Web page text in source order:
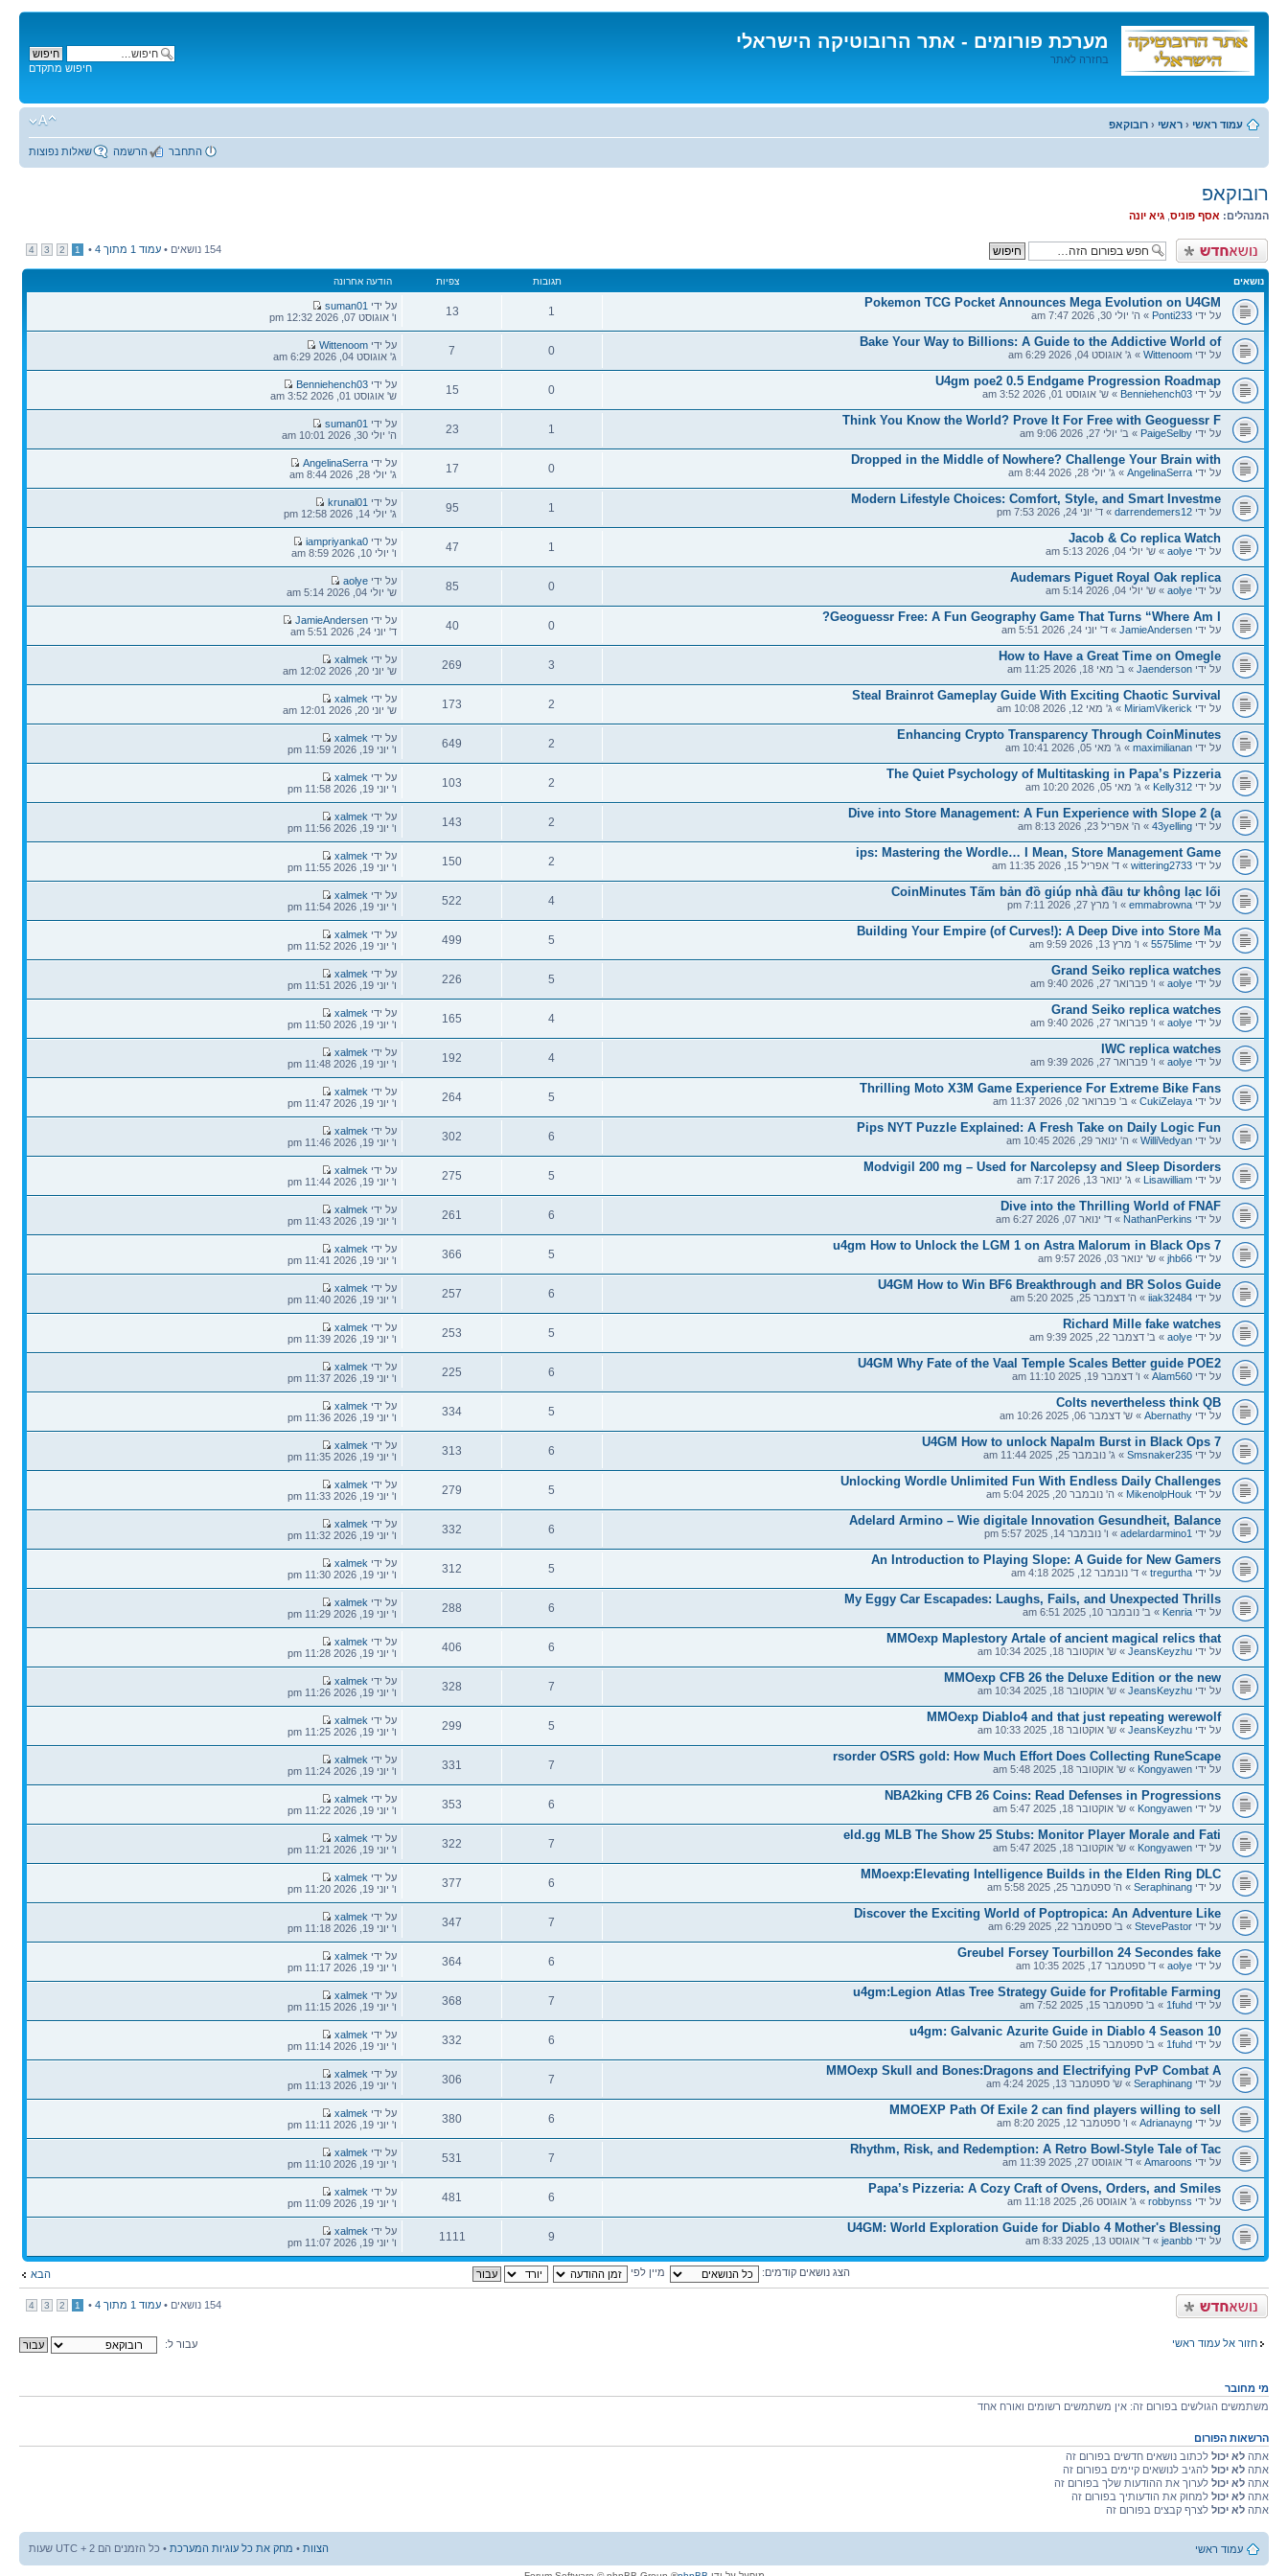
מערכת פורומים - אתר הרובוטיקה הישראלי
בחזרה לאתר
לתוכן
חיפוש מתקדם
עמוד ראשי ‹ ראשי ‹ רובוקאפ
שאלות נפוצות הרשמה התחבר
רובוקאפ
המנהלים: אסף פוניס גיא יונה
פרסם נושא חדש 154 נושאים • עמוד 1 מתוך 4
•
1
2
3
4
נושאים תגובות צפיות הודעה אחרונה
Pokemon TCG Pocket Announces Mega Evolution on U4GM
על ידי Ponti233 » ה' יולי 30, 2026 7:47 am
1
תגובות
13
צפיות
הודעה
אחרונה
על ידי suman01
ו' אוגוסט 07, 2026 12:32 pm
Bake Your Way to Billions: A Guide to the Addictive World of
על ידי Wittenoom » ג' אוגוסט 04, 2026 6:29 am
0
תגובות
7
צפיות
הודעה
אחרונה
על ידי Wittenoom
ג' אוגוסט 04, 2026 6:29 am
U4gm poe2 0.5 Endgame Progression Roadmap
על ידי Benniehench03 » ש' אוגוסט 01, 2026 3:52 am
0
תגובות
15
צפיות
הודעה
אחרונה
על ידי Benniehench03
ש' אוגוסט 01, 2026 3:52 am
Think You Know the World? Prove It For Free with Geoguessr F
על ידי PaigeSelby » ב' יולי 27, 2026 9:06 am
1
תגובות
23
צפיות
הודעה
אחרונה
על ידי suman01
ה' יולי 30, 2026 10:01 am
Dropped in the Middle of Nowhere? Challenge Your Brain with
על ידי AngelinaSerra » ג' יולי 28, 2026 8:44 am
0
תגובות
17
צפיות
הודעה
אחרונה
על ידי AngelinaSerra
ג' יולי 28, 2026 8:44 am
Modern Lifestyle Choices: Comfort, Style, and Smart Investme
על ידי darrendemers12 » ד' יוני 24, 2026 7:53 pm
1
תגובות
95
צפיות
הודעה
אחרונה
על ידי krunal01
ג' יולי 14, 2026 12:58 pm
Jacob & Co replica Watch
על ידי aolye » ש' יולי 04, 2026 5:13 am
1
תגובות
47
צפיות
הודעה
אחרונה
על ידי iampriyanka0
ו' יולי 10, 2026 8:59 am
Audemars Piguet Royal Oak replica
על ידי aolye » ש' יולי 04, 2026 5:14 am
0
תגובות
85
צפיות
הודעה
אחרונה
על ידי aolye
ש' יולי 04, 2026 5:14 am
Geoguessr Free: A Fun Geography Game That Turns “Where Am I?
על ידי JamieAndersen » ד' יוני 24, 2026 5:51 am
0
תגובות
40
צפיות
הודעה
אחרונה
על ידי JamieAndersen
ד' יוני 24, 2026 5:51 am
How to Have a Great Time on Omegle
על ידי Jaenderson » ב' מאי 18, 2026 11:25 am
3
תגובות
269
צפיות
הודעה
אחרונה
על ידי xalmek
ש' יוני 20, 2026 12:02 am
Steal Brainrot Gameplay Guide With Exciting Chaotic Survival
על ידי MiriamVikerick » ג' מאי 12, 2026 10:08 am
2
תגובות
173
צפיות
הודעה
אחרונה
על ידי xalmek
ש' יוני 20, 2026 12:01 am
Enhancing Crypto Transparency Through CoinMinutes
על ידי maximilianan » ג' מאי 05, 2026 10:41 am
2
תגובות
649
צפיות
הודעה
אחרונה
על ידי xalmek
ו' יוני 19, 2026 11:59 pm
The Quiet Psychology of Multitasking in Papa’s Pizzeria
על ידי Kelly312 » ג' מאי 05, 2026 10:20 am
2
תגובות
103
צפיות
הודעה
אחרונה
על ידי xalmek
ו' יוני 19, 2026 11:58 pm
Dive into Store Management: A Fun Experience with Slope 2 (a
על ידי 43yelling » ה' אפריל 23, 2026 8:13 am
2
תגובות
143
צפיות
הודעה
אחרונה
על ידי xalmek
ו' יוני 19, 2026 11:56 pm
ips: Mastering the Wordle… I Mean, Store Management Game
על ידי wittering2733 » ד' אפריל 15, 2026 11:35 am
2
תגובות
150
צפיות
הודעה
אחרונה
על ידי xalmek
ו' יוני 19, 2026 11:55 pm
CoinMinutes Tấm bản đồ giúp nhà đầu tư không lạc lối
על ידי emmabrowna » ו' מרץ 27, 2026 7:11 pm
4
תגובות
522
צפיות
הודעה
אחרונה
על ידי xalmek
ו' יוני 19, 2026 11:54 pm
Building Your Empire (of Curves!): A Deep Dive into Store Ma
על ידי 5575lime » ו' מרץ 13, 2026 9:59 am
5
תגובות
499
צפיות
הודעה
אחרונה
על ידי xalmek
ו' יוני 19, 2026 11:52 pm
Grand Seiko replica watches
על ידי aolye » ו' פברואר 27, 2026 9:40 am
5
תגובות
226
צפיות
הודעה
אחרונה
על ידי xalmek
ו' יוני 19, 2026 11:51 pm
Grand Seiko replica watches
על ידי aolye » ו' פברואר 27, 2026 9:40 am
4
תגובות
165
צפיות
הודעה
אחרונה
על ידי xalmek
ו' יוני 19, 2026 11:50 pm
IWC replica watches
על ידי aolye » ו' פברואר 27, 2026 9:39 am
4
תגובות
192
צפיות
הודעה
אחרונה
על ידי xalmek
ו' יוני 19, 2026 11:48 pm
Thrilling Moto X3M Game Experience For Extreme Bike Fans
על ידי CukiZelaya » ב' פברואר 02, 2026 11:37 am
5
תגובות
264
צפיות
הודעה
אחרונה
על ידי xalmek
ו' יוני 19, 2026 11:47 pm
Pips NYT Puzzle Explained: A Fresh Take on Daily Logic Fun
על ידי WilliVedyan » ה' ינואר 29, 2026 10:45 am
6
תגובות
302
צפיות
הודעה
אחרונה
על ידי xalmek
ו' יוני 19, 2026 11:46 pm
Modvigil 200 mg – Used for Narcolepsy and Sleep Disorders
על ידי Lisawilliam » ג' ינואר 13, 2026 7:17 am
5
תגובות
275
צפיות
הודעה
אחרונה
על ידי xalmek
ו' יוני 19, 2026 11:44 pm
Dive into the Thrilling World of FNAF
על ידי NathanPerkins » ד' ינואר 07, 2026 6:27 am
6
תגובות
261
צפיות
הודעה
אחרונה
על ידי xalmek
ו' יוני 19, 2026 11:43 pm
u4gm How to Unlock the LGM 1 on Astra Malorum in Black Ops 7
על ידי jhb66 » ש' ינואר 03, 2026 9:57 am
5
תגובות
366
צפיות
הודעה
אחרונה
על ידי xalmek
ו' יוני 19, 2026 11:41 pm
U4GM How to Win BF6 Breakthrough and BR Solos Guide
על ידי iiak32484 » ה' דצמבר 25, 2025 5:20 am
6
תגובות
257
צפיות
הודעה
אחרונה
על ידי xalmek
ו' יוני 19, 2026 11:40 pm
Richard Mille fake watches
על ידי aolye » ב' דצמבר 22, 2025 9:39 am
5
תגובות
253
צפיות
הודעה
אחרונה
על ידי xalmek
ו' יוני 19, 2026 11:39 pm
U4GM Why Fate of the Vaal Temple Scales Better guide POE2
על ידי Alam560 » ו' דצמבר 19, 2025 11:10 am
6
תגובות
225
צפיות
הודעה
אחרונה
על ידי xalmek
ו' יוני 19, 2026 11:37 pm
Colts nevertheless think QB
על ידי Abernathy » ש' דצמבר 06, 2025 10:26 am
5
תגובות
334
צפיות
הודעה
אחרונה
על ידי xalmek
ו' יוני 19, 2026 11:36 pm
U4GM How to unlock Napalm Burst in Black Ops 7
על ידי Smsnaker235 » ג' נובמבר 25, 2025 11:44 am
6
תגובות
313
צפיות
הודעה
אחרונה
על ידי xalmek
ו' יוני 19, 2026 11:35 pm
Unlocking Wordle Unlimited Fun With Endless Daily Challenges
על ידי MikenolpHouk » ה' נובמבר 20, 2025 5:04 am
5
תגובות
279
צפיות
הודעה
אחרונה
על ידי xalmek
ו' יוני 19, 2026 11:33 pm
Adelard Armino – Wie digitale Innovation Gesundheit, Balance
על ידי adelardarmino1 » ו' נובמבר 14, 2025 5:57 pm
6
תגובות
332
צפיות
הודעה
אחרונה
על ידי xalmek
ו' יוני 19, 2026 11:32 pm
An Introduction to Playing Slope: A Guide for New Gamers
על ידי tregurtha » ד' נובמבר 12, 2025 4:18 am
5
תגובות
312
צפיות
הודעה
אחרונה
על ידי xalmek
ו' יוני 19, 2026 11:30 pm
My Eggy Car Escapades: Laughs, Fails, and Unexpected Thrills
על ידי Kenria » ב' נובמבר 10, 2025 6:51 am
6
תגובות
288
צפיות
הודעה
אחרונה
על ידי xalmek
ו' יוני 19, 2026 11:29 pm
MMOexp Maplestory Artale of ancient magical relics that
על ידי JeansKeyzhu » ש' אוקטובר 18, 2025 10:34 am
6
תגובות
406
צפיות
הודעה
אחרונה
על ידי xalmek
ו' יוני 19, 2026 11:28 pm
MMOexp CFB 26 the Deluxe Edition or the new
על ידי JeansKeyzhu » ש' אוקטובר 18, 2025 10:34 am
7
תגובות
328
צפיות
הודעה
אחרונה
על ידי xalmek
ו' יוני 19, 2026 11:26 pm
MMOexp Diablo4 and that just repeating werewolf
על ידי JeansKeyzhu » ש' אוקטובר 18, 2025 10:33 am
5
תגובות
299
צפיות
הודעה
אחרונה
על ידי xalmek
ו' יוני 19, 2026 11:25 pm
rsorder OSRS gold: How Much Effort Does Collecting RuneScape
על ידי Kongyawen » ש' אוקטובר 18, 2025 5:48 am
7
תגובות
331
צפיות
הודעה
אחרונה
על ידי xalmek
ו' יוני 19, 2026 11:24 pm
NBA2king CFB 26 Coins: Read Defenses in Progressions
על ידי Kongyawen » ש' אוקטובר 18, 2025 5:47 am
6
תגובות
353
צפיות
הודעה
אחרונה
על ידי xalmek
ו' יוני 19, 2026 11:22 pm
eld.gg MLB The Show 25 Stubs: Monitor Player Morale and Fati
על ידי Kongyawen » ש' אוקטובר 18, 2025 5:47 am
7
תגובות
322
צפיות
הודעה
אחרונה
על ידי xalmek
ו' יוני 19, 2026 11:21 pm
MMoexp:Elevating Intelligence Builds in the Elden Ring DLC
על ידי Seraphinang » ה' ספטמבר 25, 2025 5:58 am
6
תגובות
377
צפיות
הודעה
אחרונה
על ידי xalmek
ו' יוני 19, 2026 11:20 pm
Discover the Exciting World of Poptropica: An Adventure Like
על ידי StevePastor » ב' ספטמבר 22, 2025 6:29 am
7
תגובות
347
צפיות
הודעה
אחרונה
על ידי xalmek
ו' יוני 19, 2026 11:18 pm
Greubel Forsey Tourbillon 24 Secondes fake
על ידי aolye » ד' ספטמבר 17, 2025 10:35 am
6
תגובות
364
צפיות
הודעה
אחרונה
על ידי xalmek
ו' יוני 19, 2026 11:17 pm
u4gm:Legion Atlas Tree Strategy Guide for Profitable Farming
על ידי 1fuhd » ב' ספטמבר 15, 2025 7:52 am
7
תגובות
368
צפיות
הודעה
אחרונה
על ידי xalmek
ו' יוני 19, 2026 11:15 pm
u4gm: Galvanic Azurite Guide in Diablo 4 Season 10
על ידי 1fuhd » ב' ספטמבר 15, 2025 7:50 am
6
תגובות
332
צפיות
הודעה
אחרונה
על ידי xalmek
ו' יוני 19, 2026 11:14 pm
MMOexp Skull and Bones:Dragons and Electrifying PvP Combat A
על ידי Seraphinang » ש' ספטמבר 13, 2025 4:24 am
7
תגובות
306
צפיות
הודעה
אחרונה
על ידי xalmek
ו' יוני 19, 2026 11:13 pm
MMOEXP Path Of Exile 2 can find players willing to sell
על ידי Adrianayng » ו' ספטמבר 12, 2025 8:20 am
6
תגובות
380
צפיות
הודעה
אחרונה
על ידי xalmek
ו' יוני 19, 2026 11:11 pm
Rhythm, Risk, and Redemption: A Retro Bowl-Style Tale of Tac
על ידי Amaroons » ד' אוגוסט 27, 2025 11:39 am
7
תגובות
531
צפיות
הודעה
אחרונה
על ידי xalmek
ו' יוני 19, 2026 11:10 pm
Papa’s Pizzeria: A Cozy Craft of Ovens, Orders, and Smiles
על ידי robbynss » ג' אוגוסט 26, 2025 11:18 am
6
תגובות
481
צפיות
הודעה
אחרונה
על ידי xalmek
ו' יוני 19, 2026 11:09 pm
U4GM: World Exploration Guide for Diablo 4 Mother's Blessing
על ידי jeanbb » ד' אוגוסט 13, 2025 8:33 am
9
תגובות
1111
צפיות
הודעה
אחרונה
על ידי xalmek
ו' יוני 19, 2026 11:07 pm
הבא הצג נושאים קודמים: מיין לפי
פרסם נושא חדש 154 נושאים • עמוד 1 מתוך 4
•
1
2
3
4
חזור אל עמוד ראשי עבור ל:
מי מחובר
משתמשים הגולשים בפורום זה: אין משתמשים רשומים ואורח אחד
הרשאות הפורום
אתה לא יכול לכתוב נושאים חדשים בפורום זה
אתה לא יכול להגיב לנושאים קיימים בפורום זה
אתה לא יכול לערוך את ההודעות שלך בפורום זה
אתה לא יכול למחוק את הודעותיך בפורום זה
אתה לא יכול לצרף קבצים בפורום זה
עמוד ראשי הצוות • מחק את כל עוגיות המערכת • כל הזמנים הם UTC + 2 שעות